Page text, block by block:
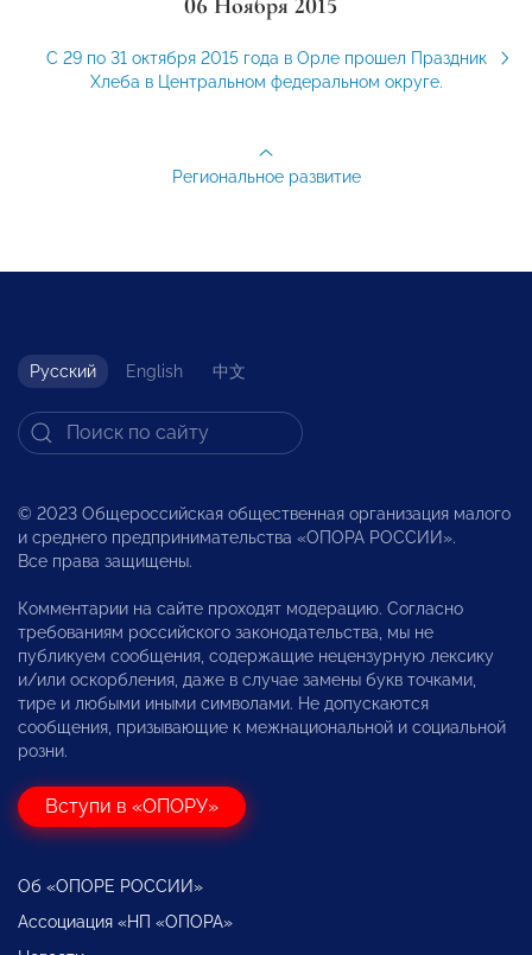
C 29 по 31 октября 2015 года в Орле прошел Праздник
Хлеба в Центральном федеральном округе.
Региональное развитие
Русский English 中文
© 2023 Общероссийская общественная организация малого
и среднего предпринимательства «ОПОРА РОССИИ».
Все права защищены.
Комментарии на сайте проходят модерацию. Согласно
требованиям российского законодательства, мы не
публикуем сообщения, содержащие нецензурную лексику
и/или оскорбления, даже в случае замены букв точками,
тире и любыми иными символами. Не допускаются
сообщения, призывающие к межнациональной и социальной
розни.
Вступи в «ОПОРУ»
Об «ОПОРЕ РОССИИ»
Ассоциация «НП «ОПОРА»